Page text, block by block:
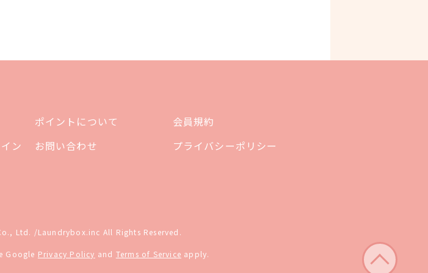
ポイントについて
会員規約
ン
お問い合わせ プライバシーポリシー
Ltd. /Laundrybox.inc All Rights Reserved.
Google Privacy Policy and Terms of Service apply.